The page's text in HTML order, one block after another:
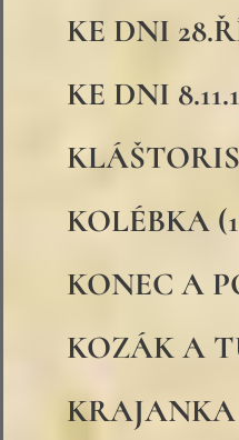
KE DNI
KE DNI
KOLÉBKA
KONEC A
KOZÁK A
KRAJANKA